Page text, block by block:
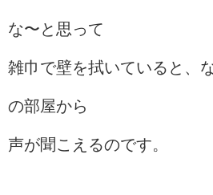
な〜と思って
雑巾で壁を拭いていると、
の部屋から
声が聞こえるのです。